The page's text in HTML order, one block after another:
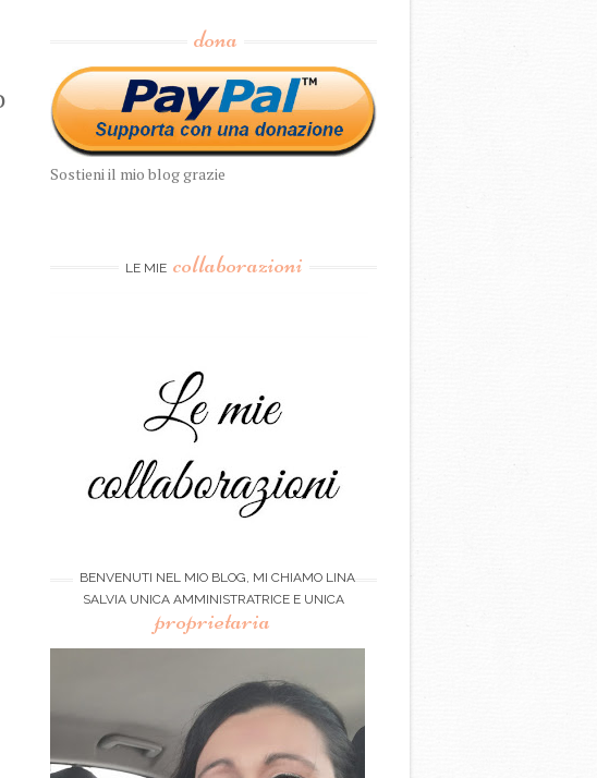
dona
Sostieni il mio blog grazie
LE MIE collaborazioni
BENVENUTI NEL MIO BLOG, MI CHIAMO LINA
SALVIA UNICA AMMINISTRATRICE E UNICA
proprietaria